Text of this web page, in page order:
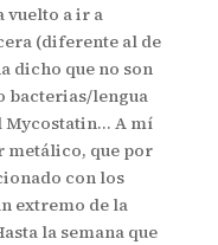
vuelto a ir a
(diferente al de
dicho que no son
bacterias/lengua
Mycostatin… A mí
metálico, que por
con los
extremo de la
la semana que